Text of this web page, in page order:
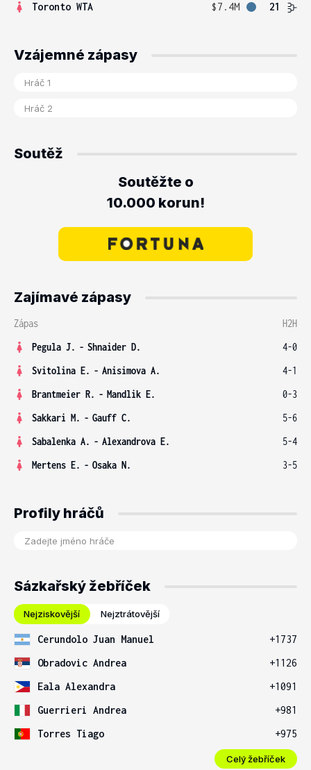
Toronto WTA
$7.4M 21
Vzájemné zápasy
Soutěž
Soutěžte o
10.000 korun!
Zajímavé zápasy
Zápas
H2H
Pegula J. - Shnaider D.
4-0
Svitolina E. - Anisimova A.
4-1
Brantmeier R. - Mandlik E.
0-3
Sakkari M. - Gauff C.
5-6
Sabalenka A. - Alexandrova E.
5-4
Mertens E. - Osaka N. 3-5
Profily hráčů
Sázkařský žebříček
Nejziskovější Nejztrátovější
Cerundolo Juan Manuel
+1737
Obradovic Andrea
+1126
Eala Alexandra
+1091
Guerrieri Andrea
+981
Torres Tiago
+975
Celý žebříček